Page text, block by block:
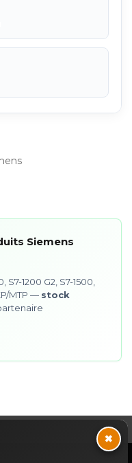
Siemens
S7-1200 G2, S7-1500,
MTP — stock
×